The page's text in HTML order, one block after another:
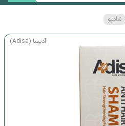
شامپو
آدیسا (Adisa)